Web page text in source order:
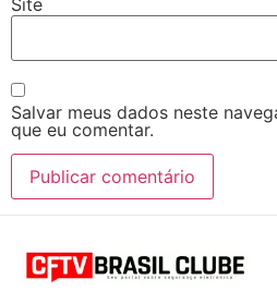
Salvar meus dados neste
que eu comentar.